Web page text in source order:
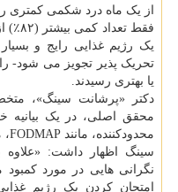
از یک ماه درد شکمی کمتری را
یک رژیم غذایی رایج و
تحریک پذیر تجویز می شود-
یا بهتری رسیدند.
دکتر «پرشانت سینگ»،
محقق اصلی، در یک بیانیه
محدودکننده، مانند FODMAP، می توانند برای بیماران دشوار باشند.»
سینگ اظهار داشت: «علاوه
نگرانی هایی در مورد